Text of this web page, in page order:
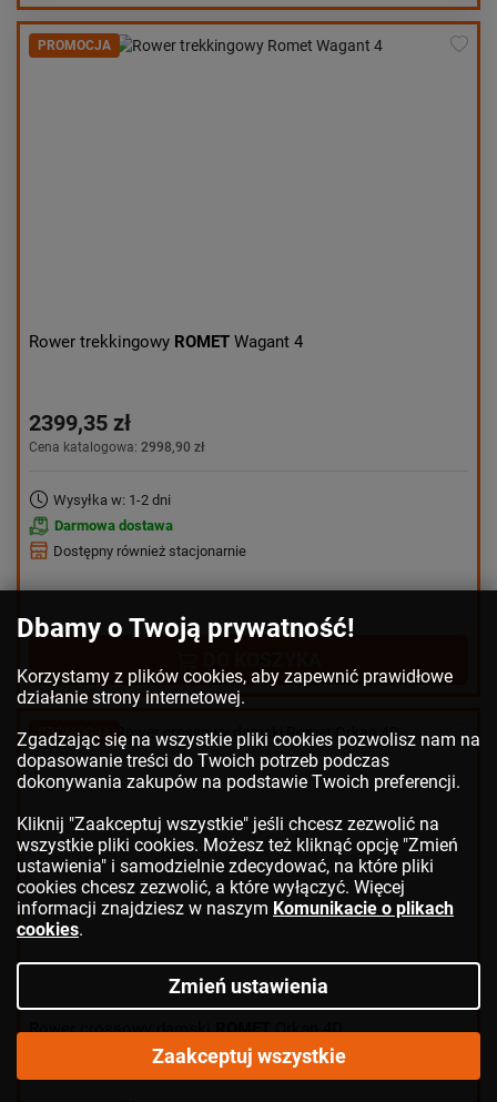
PROMOCJA
Rower trekkingowy ROMET Wagant 4
2399,35 zł
Cena katalogowa: 2998,90 zł
Wysyłka w: 1-2 dni
Darmowa dostawa
Dostępny również stacjonarnie
PROMOCJA
Rower crossowy damskiROMETOrkan 4D
Dbamy o Twoją prywatność!
Korzystamy z plików cookies, aby zapewnić prawidłowe
działanie strony internetowej.
Zgadzając się na wszystkie pliki cookies pozwolisz nam na
dopasowanie treści do Twoich potrzeb podczas
dokonywania zakupów na podstawie Twoich preferencji.
Kliknij "Zaakceptuj wszystkie" jeśli chcesz zezwolić na
wszystkie pliki cookies. Możesz też kliknąć opcję "Zmień
ustawienia" i samodzielnie zdecydować, na które pliki
cookies chcesz zezwolić, a które wyłączyć. Więcej
informacji znajdziesz w naszym Komunikacie o plikach
cookies.
Zmień ustawienia
Zaakceptuj wszystkie